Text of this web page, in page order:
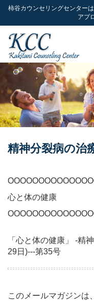
柿谷カウンセリングセンター
アプ
精神分裂病の治
心と体の健康
「心と体の健康」 -精
29日)---第35号
このメールマガジンは